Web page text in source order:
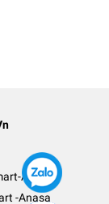
Anasa
-Anasa